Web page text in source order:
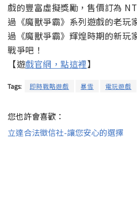
戲的豐富虛擬獎勵，售價訂為
過《魔獸爭霸》系列遊戲的老玩
過《魔獸爭霸》輝煌時期的新玩
戰爭吧！
【遊戲官網，點這裡】
Tags: 即時戰略遊戲 暴雪 電玩遊戲
您也許會喜歡：
立達合法徵信社-讓您安心的選擇